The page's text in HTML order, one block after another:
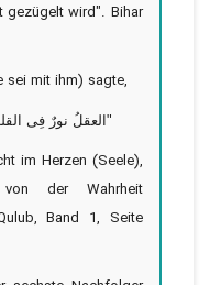
gezügelt wird". Bihar
sei mit ihm) sagte,
"العقلُ نورٌ فِى القلبِ یفَرِّقُ بِهِ بَینَ الحقِّ وَ الباطِل"
im Herzen (Seele),
der Wahrheit
Band 1, Seite